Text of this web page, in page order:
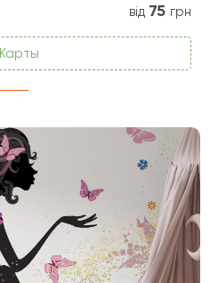
від 75 грн
Карты